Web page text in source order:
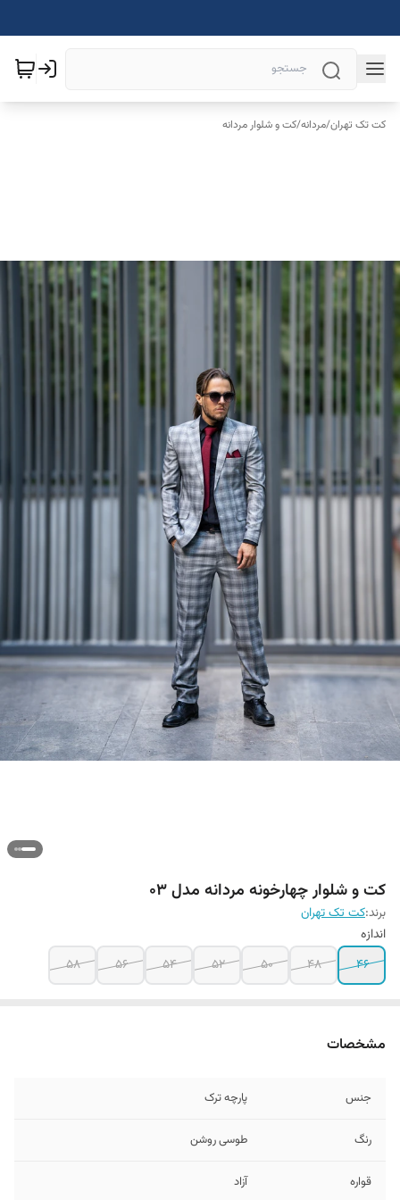
کت تک تهران/مردانه/کت و شلوار مردانه
کت و شلوار چهارخونه مردانه مدل ۰۳
برند:کت تک تهران
اندازه
46
48
50
52
54
56 ۵۸
مشخصات
جنس پارچه ترک
رنگ طوسی روشن
قواره آزاد